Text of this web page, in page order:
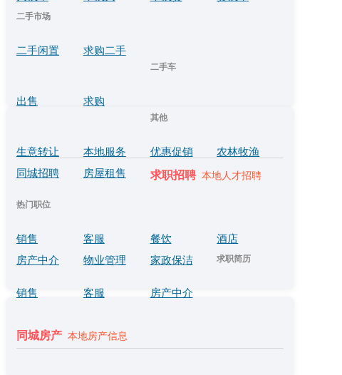
二手市场
二手闲置 求购二手
二手车
出售 求购
其他
生意转让 本地服务 优惠促销
农林牧渔
同城招聘
房屋租售 求职招聘 本地人才招聘
热门职位
销售 客服 餐饮
酒店
房产中介
物业管理 家政保洁 求职简历
销售 客服 房产中介
同城房产 本地房产信息